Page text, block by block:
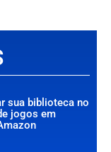
sua biblioteca no
jogos em